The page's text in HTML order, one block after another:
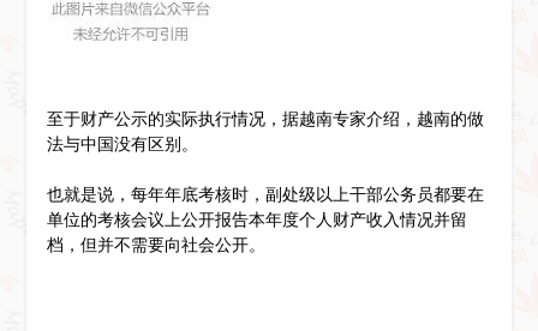
至于财产公示的实际执行情况，据越南专家介绍，越南的做
法与中国没有区别。
也就是说，每年年底考核时，副处级以上干部公务员都要在
单位的考核会议上公开报告本年度个人财产收入情况并留
档，但并不需要向社会公开。